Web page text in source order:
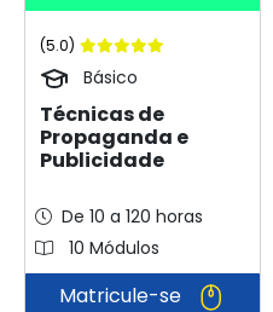
(5.0)
Básico
Técnicas de
Propaganda e
Publicidade
De 10 a 120 horas
10 Módulos
Matricule-se